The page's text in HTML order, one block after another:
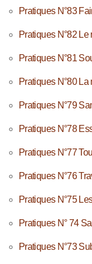
Pratiques N°83
Pratiques N°82 Le
Pratiques N°81
Pratiques N°80
Pratiques N°79
Pratiques N°78
Pratiques N°77
Pratiques N°76
Pratiques N°75
Pratiques N° 74
Pratiques N°73